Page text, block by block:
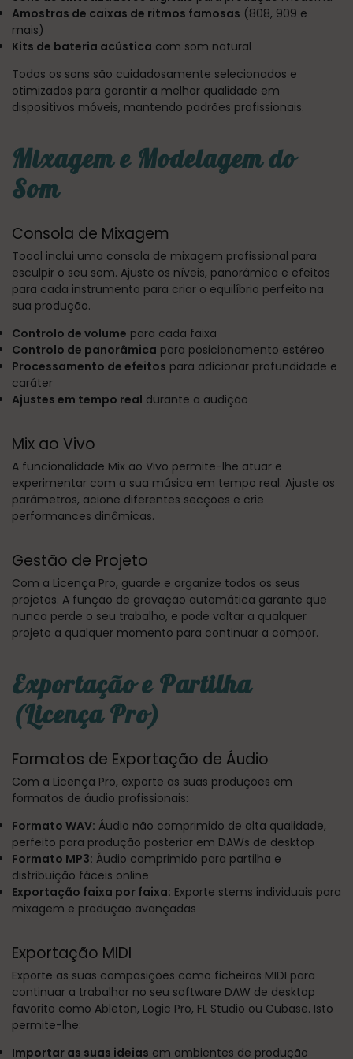
Amostras de caixas de ritmos famosas (808, 909 e
mais)
Kits de bateria acústica com som natural
Todos os sons são cuidadosamente selecionados e
otimizados para garantir a melhor qualidade em
dispositivos móveis, mantendo padrões profissionais.
Mixagem e Modelagem do
Som
Consola de Mixagem
Toool inclui uma consola de mixagem profissional para
esculpir o seu som. Ajuste os níveis, panorâmica e efeitos
para cada instrumento para criar o equilíbrio perfeito na
sua produção.
Controlo de volume para cada faixa
Controlo de panorâmica para posicionamento estéreo
Processamento de efeitos para adicionar profundidade e
caráter
Ajustes em tempo real durante a audição
Mix ao Vivo
A funcionalidade Mix ao Vivo permite-lhe atuar e
experimentar com a sua música em tempo real. Ajuste os
parâmetros, acione diferentes secções e crie
performances dinâmicas.
Gestão de Projeto
Com a Licença Pro, guarde e organize todos os seus
projetos. A função de gravação automática garante que
nunca perde o seu trabalho, e pode voltar a qualquer
projeto a qualquer momento para continuar a compor.
Exportação e Partilha
(Licença Pro)
Formatos de Exportação de Áudio
Com a Licença Pro, exporte as suas produções em
formatos de áudio profissionais:
Formato WAV: Áudio não comprimido de alta qualidade,
perfeito para produção posterior em DAWs de desktop
Formato MP3: Áudio comprimido para partilha e
distribuição fáceis online
Exportação faixa por faixa: Exporte stems individuais para
mixagem e produção avançadas
Exportação MIDI
Exporte as suas composições como ficheiros MIDI para
continuar a trabalhar no seu software DAW de desktop
favorito como Ableton, Logic Pro, FL Studio ou Cubase. Isto
permite-lhe:
Importar as suas ideias em ambientes de produção